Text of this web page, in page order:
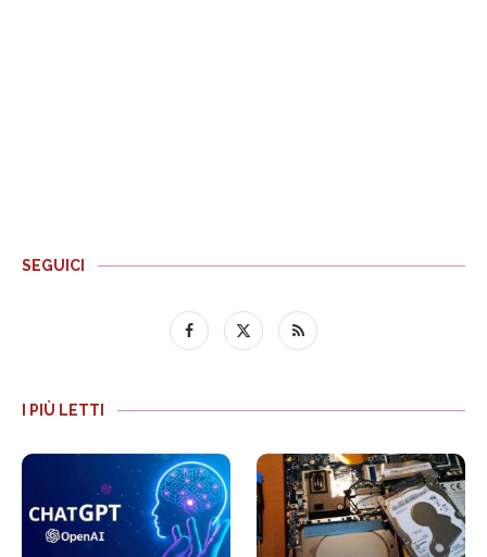
SEGUICI
I PIÙ LETTI